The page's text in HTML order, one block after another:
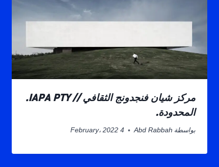
مركز شيان فنجدونج الثقافي // IAPA PTY.
المحدودة.
بواسطة Abd Rabbah 4 February، 2022